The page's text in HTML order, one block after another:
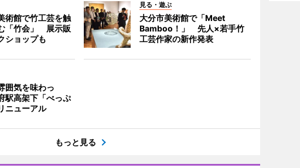
術館で竹工芸を触
「竹会」 展示販
ショップも
見る・遊ぶ
大分市美術館で「Meet
Bamboo！」 先人×若手竹
工芸作家の新作発表
囲気を味わっ
高架下「べっぷ
ニューアル
もっと見る